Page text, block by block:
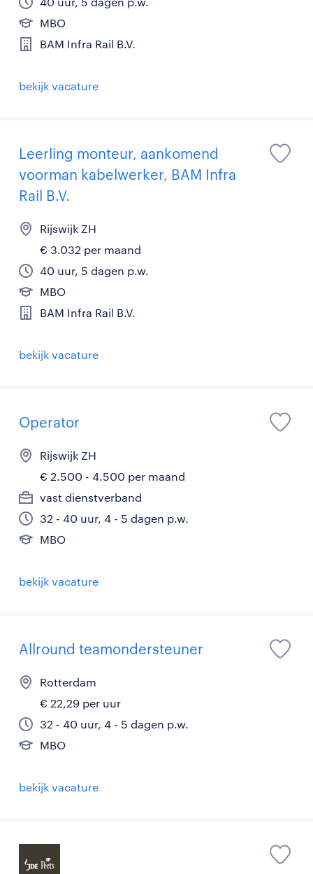
MBO
BAM Infra Rail B.V.
bekijk vacature
Leerling monteur, aankomend
voorman kabelwerker, BAM Infra
Rail B.V.
Rijswijk ZH
€ 3.032 per maand
40 uur, 5 dagen p.w.
MBO
BAM Infra Rail B.V.
bekijk vacature
Operator
Rijswijk ZH
€ 2.500 - 4.500 per maand
vast dienstverband
32 - 40 uur, 4 - 5 dagen p.w.
MBO
bekijk vacature
Allround teamondersteuner
Rotterdam
€ 22,29 per uur
32 - 40 uur, 4 - 5 dagen p.w.
MBO
bekijk vacature